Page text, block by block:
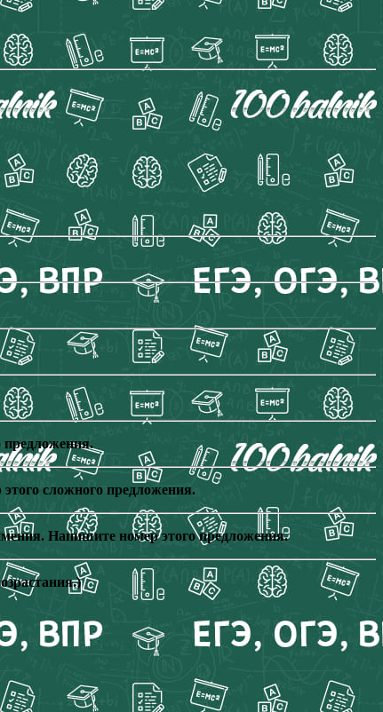
предложения.
сложного предложения.
Напишите номер этого предложения.